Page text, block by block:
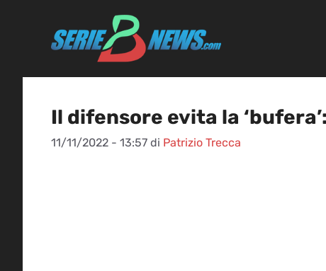
Il difensore evita la
11/11/2022 - 13:57 di Patrizio Trecca